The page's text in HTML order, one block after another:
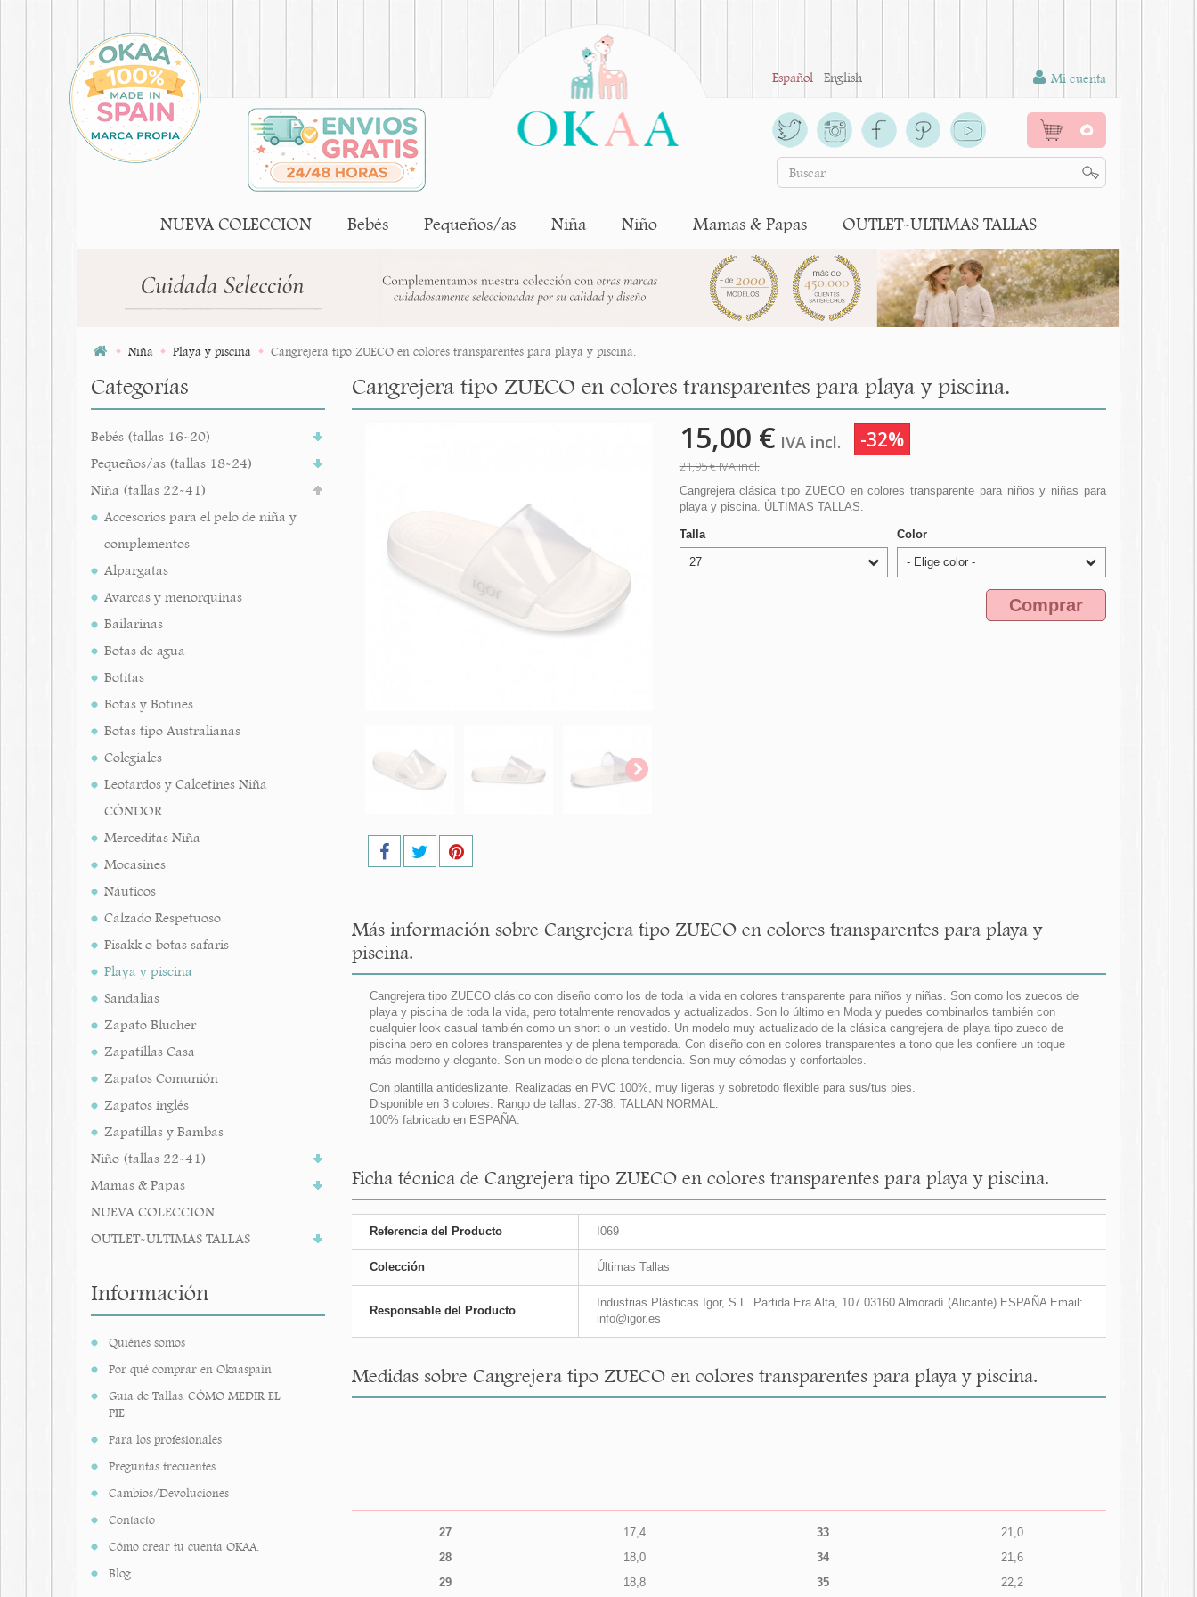
Español English Mi cuenta
0
NUEVA COLECCION Bebés Pequeños/as Niña Niño Mamas & Papas OUTLET-ULTIMAS TALLAS
Niña Playa y piscina Cangrejera tipo ZUECO en colores transparentes para playa y piscina.
Categorías
Bebés (tallas 16-20)
Pequeños/as (tallas 18-24)
Niña (tallas 22-41)
Accesorios para el pelo de niña y
complementos
Alpargatas
Avarcas y menorquinas
Bailarinas
Botas de agua
Botitas
Botas y Botines
Botas tipo Australianas
Colegiales
Leotardos y Calcetines Niña
CÓNDOR.
Merceditas Niña
Mocasines
Náuticos
Calzado Respetuoso
Pisakk o botas safaris
Playa y piscina
Sandalias
Zapato Blucher
Zapatillas Casa
Zapatos Comunión
Zapatos inglés
Zapatillas y Bambas
Niño (tallas 22-41)
Mamas & Papas
NUEVA COLECCION
OUTLET-ULTIMAS TALLAS
Información
Quiénes somos
Por qué comprar en Okaaspain
Guía de Tallas. CÓMO MEDIR EL
PIE
Para los profesionales
Preguntas frecuentes
Cambios/Devoluciones
Contacto
Cómo crear tu cuenta OKAA.
Blog
Cangrejera tipo ZUECO en colores transparentes para playa y piscina.
15,00 € IVA incl. -32%
21,95 €IVA incl.
Cangrejera clásica tipo ZUECO en colores transparente para niños y niñas para
playa y piscina. ÚLTIMAS TALLAS.
Talla
27
Color
- Elige color -
Comprar
Más información sobre Cangrejera tipo ZUECO en colores transparentes para playa y
piscina.
Cangrejera tipo ZUECO clásico con diseño como los de toda la vida en colores transparente para niños y niñas. Son como los zuecos de
playa y piscina de toda la vida, pero totalmente renovados y actualizados. Son lo último en Moda y puedes combinarlos también con
cualquier look casual también como un short o un vestido. Un modelo muy actualizado de la clásica cangrejera de playa tipo zueco de
piscina pero en colores transparentes y de plena temporada. Con diseño con en colores transparentes a tono que les confiere un toque
más moderno y elegante. Son un modelo de plena tendencia. Son muy cómodas y confortables.
Con plantilla antideslizante. Realizadas en PVC 100%, muy ligeras y sobretodo flexible para sus/tus pies.
Disponible en 3 colores. Rango de tallas: 27-38. TALLAN NORMAL.
100% fabricado en ESPAÑA.
Ficha técnica de Cangrejera tipo ZUECO en colores transparentes para playa y piscina.
Referencia del Producto I069
Colección Últimas Tallas
Responsable del Producto
Industrias Plásticas Igor, S.L. Partida Era Alta, 107 03160 Almoradí (Alicante) ESPAÑA Email:
info@igor.es
Medidas sobre Cangrejera tipo ZUECO en colores transparentes para playa y piscina.
27
17,4
28
18,0
29
18,8
33
21,0
34
21,6
35
22,2